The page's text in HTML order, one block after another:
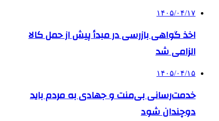
۱۴۰۵/۰۴/۱۷
اخذ گواهی بازرسی در مبدأ پیش از حمل کالا
الزامی شد
۱۴۰۵/۰۴/۱۵
خدمت‌رسانی بی‌منت و جهادی به مردم باید
دوچندان شود